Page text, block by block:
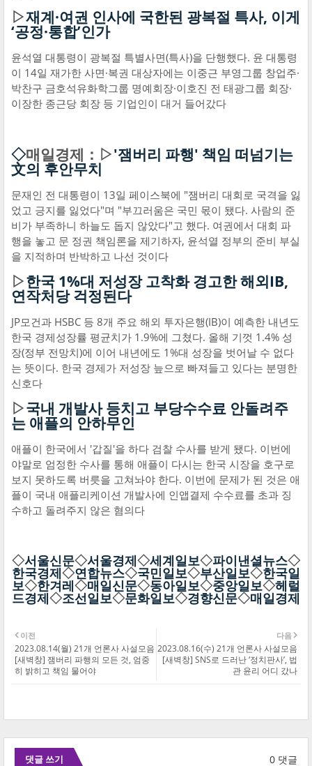
▷재계·여권 인사에 국한된 광복절 특사, 이게
‘공정·통합’인가
윤석열 대통령이 광복절 특별사면(특사)을 단행했다. 윤 대통령
이 14일 재가한 사면·복권 대상자에는 이중근 부영그룹 창업주·
박찬구 금호석유화학그룹 명예회장·이호진 전 태광그룹 회장·
이장한 종근당 회장 등 기업인이 대거 들어갔다
◇매일경제：▷'잼버리 파행' 책임 떠넘기는
文의 후안무치
문재인 전 대통령이 13일 페이스북에 "잼버리 대회로 국격을 잃
었고 긍지를 잃었다"며 "부끄러움은 국민 몫이 됐다. 사람의 준
비가 부족하니 하늘도 돕지 않았다"고 했다. 여권에서 대회 파
행을 놓고 문 정권 책임론을 제기하자, 윤석열 정부의 준비 부실
을 지적하며 반박하고 나선 것이다
▷한국 1%대 저성장 고착화 경고한 해외IB,
연작처당 걱정된다
JP모건과 HSBC 등 8개 주요 해외 투자은행(IB)이 예측한 내년도
한국 경제성장률 평균치가 1.9%에 그쳤다. 올해 기껏 1.4% 성
장(정부 전망치)에 이어 내년에도 1%대 성장을 벗어날 수 없다
는 뜻이다. 한국 경제가 저성장 늪으로 빠져들고 있다는 분명한
신호다
▷국내 개발사 등치고 부당수수료 안돌려주
는 애플의 안하무인
애플이 한국에서 '갑질'을 하다 검찰 수사를 받게 됐다. 이번에
야말로 엄정한 수사를 통해 애플이 다시는 한국 시장을 호구로
보지 못하도록 버릇을 고쳐놔야 한다. 이번에 문제가 된 것은 애
플이 국내 애플리케이션 개발사에 인앱결제 수수료를 초과 징
수하고 돌려주지 않은 혐의다
◇서울신문◇서울경제◇세계일보◇파이낸셜뉴스◇
한국경제◇연합뉴스◇국민일보◇부산일보◇한국일
보◇한겨레◇매일신문◇동아일보◇중앙일보◇헤럴
드경제◇조선일보◇문화일보◇경향신문◇매일경제
다음
2023.08.16(수) 21개 언론사 사설모음
[새벽창] SNS로 드러난 ‘정치판사’, 법
관 윤리 어디 갔나
이전
2023.08.14(월) 21개 언론사 사설모음
[새벽창] 잼버리 파행의 모든 것, 엄중
히 밝히고 책임 물어야
댓글 쓰기 0 댓글